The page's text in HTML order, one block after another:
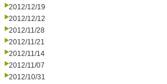
2012/12/19
2012/12/12
2012/11/28
2012/11/21
2012/11/14
2012/11/07
2012/10/31